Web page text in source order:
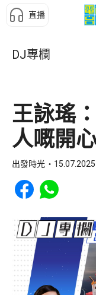
直播
DJ專欄
王詠瑤
人嘅開
出發時光
Share to Facebook
Share to